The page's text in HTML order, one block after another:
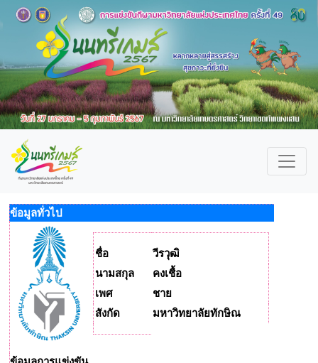
ข้อมูลทั่วไป
ชื่อ
วีรวุฒิ
นามสกุล
คงเชื้อ
เพศ
ชาย
สังกัด
มหาวิทยาลัยทักษิณ